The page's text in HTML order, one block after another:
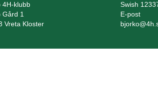
4H-klubb
Gård 1
Vreta Kloster
Swish
E-post